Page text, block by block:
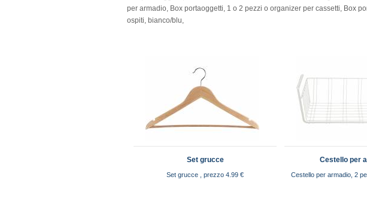
per armadio, Box portaoggetti, 1 o 2 pezzi o organizer per cassetti, Box
ospiti, bianco/blu,
Set grucce
Set grucce , prezzo 4.99 €
Cestello per
Cestello per armadio, 2